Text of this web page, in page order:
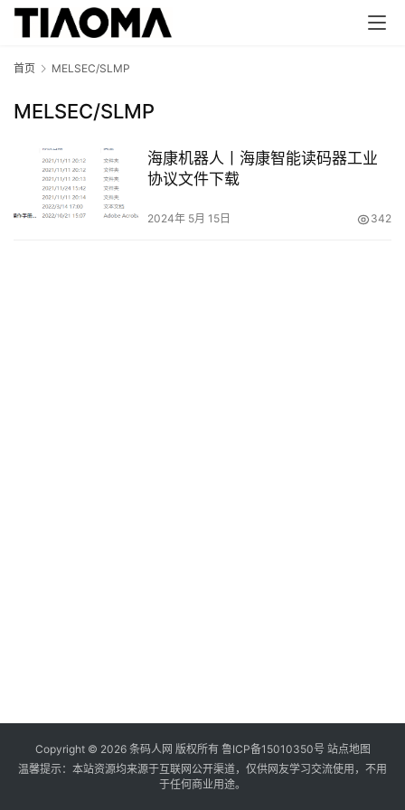
首页 MELSEC/SLMP
MELSEC/SLMP
海康机器人丨海康智能读码器工业
协议文件下载
2024年 5月 15日 342
Copyright © 2026 条码人网 版权所有 鲁ICP备15010350号 站点地图
温馨提示：本站资源均来源于互联网公开渠道，仅供网友学习交流使用，不用
于任何商业用途。